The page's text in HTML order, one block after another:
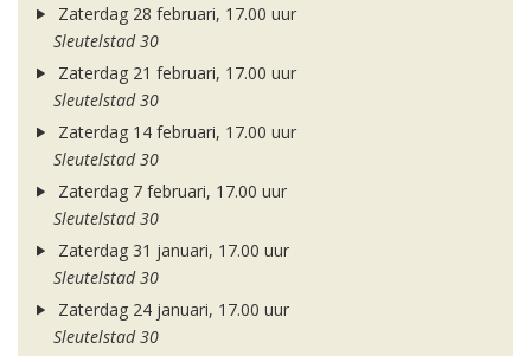
Zaterdag 28 februari, 17.00 uur
Sleutelstad 30
Zaterdag 21 februari, 17.00 uur
Sleutelstad 30
Zaterdag 14 februari, 17.00 uur
Sleutelstad 30
Zaterdag 7 februari, 17.00 uur
Sleutelstad 30
Zaterdag 31 januari, 17.00 uur
Sleutelstad 30
Zaterdag 24 januari, 17.00 uur
Sleutelstad 30